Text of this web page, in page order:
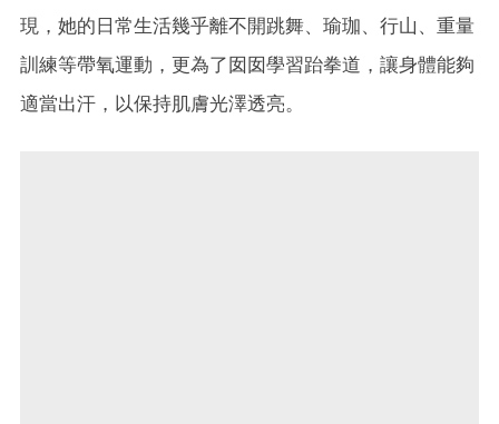
現，她的日常生活幾乎離不開跳舞、瑜珈、行山、重量
訓練等帶氧運動，更為了囡囡學習跆拳道，讓身體能夠
適當出汗，以保持肌膚光澤透亮。